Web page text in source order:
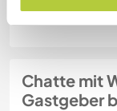
Chatte mit
Gastgeber